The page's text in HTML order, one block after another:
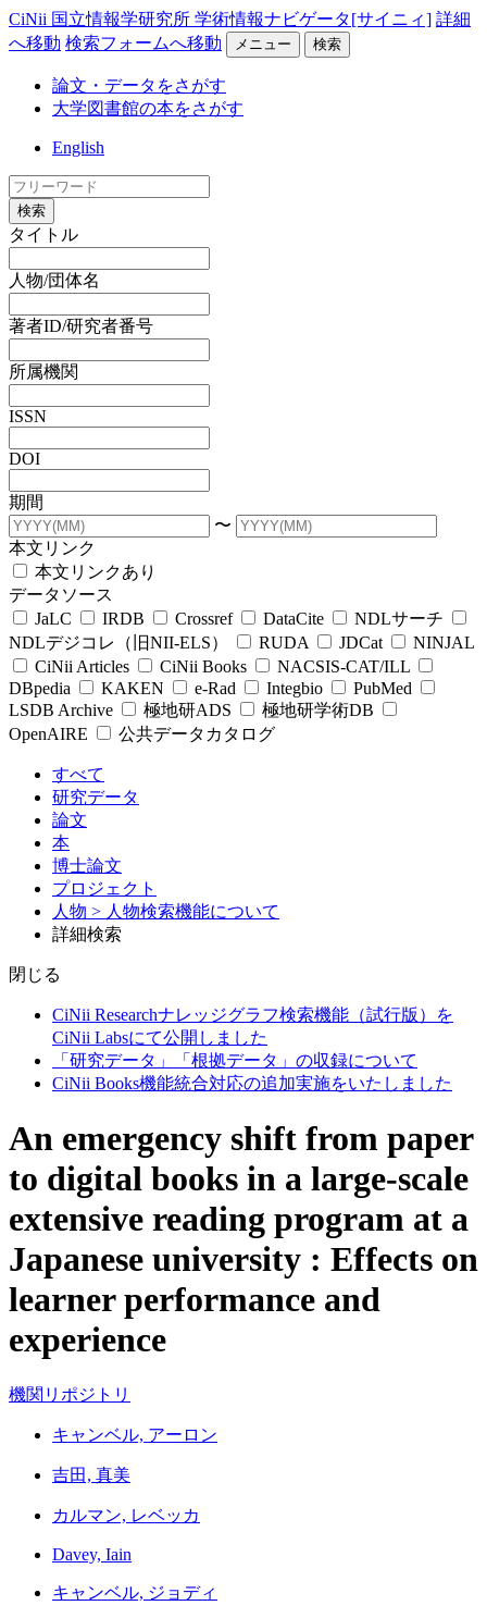
CiNii 国立情報学研究所 学術情報ナビゲータ[サイニィ] 詳細
へ移動 検索フォームへ移動 メニュー 検索
論文・データをさがす
大学図書館の本をさがす
English
検索
タイトル
人物/団体名
著者ID/研究者番号
所属機関
ISSN
DOI
期間
〜
本文リンク
本文リンクあり
データソース
JaLC
IRDB Crossref DataCite
NDLサーチ
NDLデジコレ（旧NII-ELS）
RUDA JDCat
NINJAL
CiNii Articles
CiNii Books
NACSIS-CAT/ILL
DBpedia
KAKEN e-Rad Integbio
PubMed
LSDB Archive
極地研ADS
極地研学術DB
OpenAIRE
公共データカタログ
すべて
研究データ
論文
本
博士論文
プロジェクト
人物 > 人物検索機能について
詳細検索
閉じる
CiNii Researchナレッジグラフ検索機能（試行版）を
CiNii Labsにて公開しました
「研究データ」「根拠データ」の収録について
CiNii Books機能統合対応の追加実施をいたしました
An emergency shift from paper
to digital books in a large-scale
extensive reading program at a
Japanese university : Effects on
learner performance and
experience
機関リポジトリ
キャンベル, アーロン
吉田, 真美
カルマン, レベッカ
Davey, Iain
キャンベル, ジョディ